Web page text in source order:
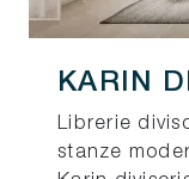
KARIN
Librerie
stanze